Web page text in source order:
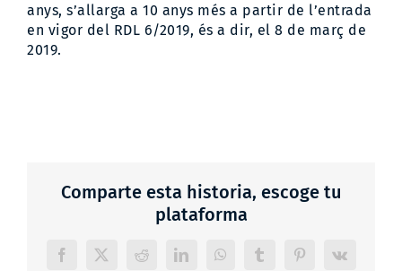
anys, s’allarga a 10 anys més a partir de l’entrada
en vigor del RDL 6/2019, és a dir, el 8 de març de
2019.
Comparte esta historia, escoge tu
plataforma
Facebook
X RedditLinkedInWhatsAppTumblrPinterest
Vk